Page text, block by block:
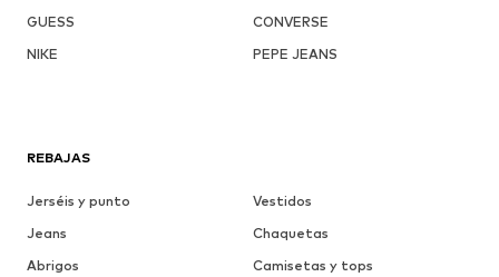
GUESS
CONVERSE
NIKE
PEPE JEANS
REBAJAS
Jerséis y punto
Vestidos
Jeans
Chaquetas
Abrigos
Camisetas y tops